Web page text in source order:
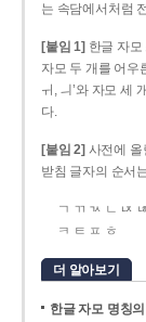
는 속담에서처럼
[붙임 1] 한글 자
자모 두 개를 어우
ㅟ, ㅢ’와 자모 세
다.
[붙임 2] 사전에
받침 글자의 순서
ㄱ ㄲ ㄳ ㄴ ㄵ
ㅋ ㅌ ㅍ ㅎ
더 알아보기
한글 자모 명칭